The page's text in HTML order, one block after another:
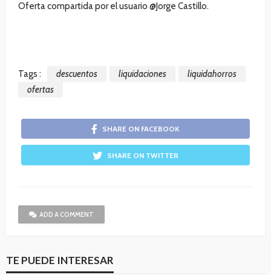
Oferta compartida por el usuario @Jorge Castillo.
Tags : descuentos liquidaciones
liquidahorros
ofertas
SHARE ON FACEBOOK
SHARE ON TWITTER
ADD A COMMENT
TE PUEDE INTERESAR